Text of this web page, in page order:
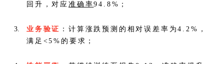
回升，对应 准确率94.8%；
业务验证 ：计算涨跌预测的相对误差率为4.2%，
满足<5%的要求；